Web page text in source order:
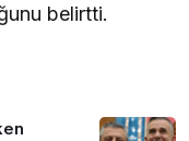
belirtti.